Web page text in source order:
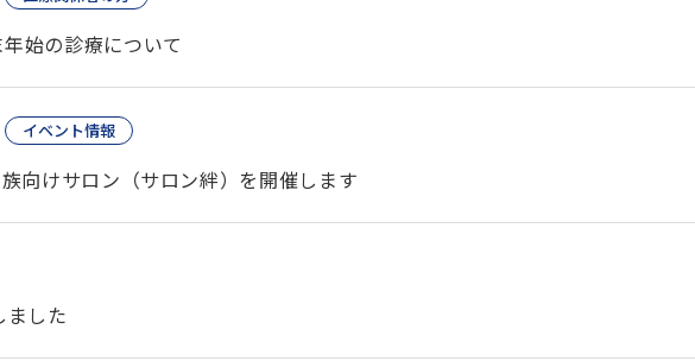
始の診療について
イベント情報
向けサロン（サロン絆）を開催します
ました